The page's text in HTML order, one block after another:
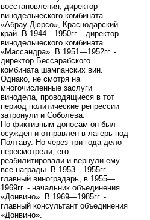
восстановления, директор
винодельческого комбината
«Абрау-Дюрсо», Краснодарский
край. В 1944—1950гг. - директор
винодельческого комбината
«Массандра». В 1951—1952гг. -
директор Бессарабского
комбината шампанских вин.
Однако, не смотря на
многочисленные заслуги
винодела, проводящиеся в тот
период политические репрессии
затронули и Соболева.
По фиктивным доносам он был
осужден и отправлен в лагерь под
Полтаву. Но через три года дело
пересмотрели, его
реабилитировали и вернули ему
все награды. В 1953—1955гг. -
главный виноградарь, в 1955—
1969гг. - начальник объединения
«Донвино». В 1969—1985гг. -
главный консультант объединения
«Донвино».